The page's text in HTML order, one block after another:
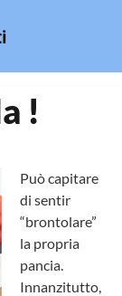
!
Può capitare
di sentir
“brontolare”
la propria
pancia.
Innanzitutto,